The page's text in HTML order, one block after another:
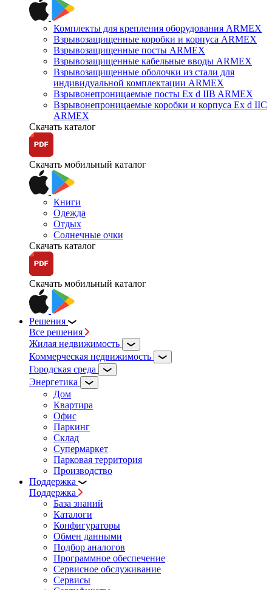
Комплекты для крепления оборудования ARMEX
Взрывозащищенные коробки и корпуса ARMEX
Взрывозащищенные посты ARMEX
Взрывозащищенные кабельные вводы ARMEX
Взрывозащищенные оболочки из стали для
индивидуальной комплектации ARMEX
Взрывонепроницаемые посты Ex d IIB ARMEX
Взрывонепроницаемые коробки и корпуса Ex d IIС
ARMEX
Скачать каталог
Скачать мобильный каталог
Книги
Одежда
Отдых
Солнечные очки
Скачать каталог
Скачать мобильный каталог
Решения
Все решения
Жилая недвижимость
Коммерческая недвижимость
Городская среда
Энергетика
Дом
Квартира
Офис
Паркинг
Склад
Супермаркет
Парковая территория
Производство
Поддержка
Поддержка
База знаний
Каталоги
Конфигураторы
Обмен данными
Подбор аналогов
Программное обеспечение
Сервисное обслуживание
Сервисы